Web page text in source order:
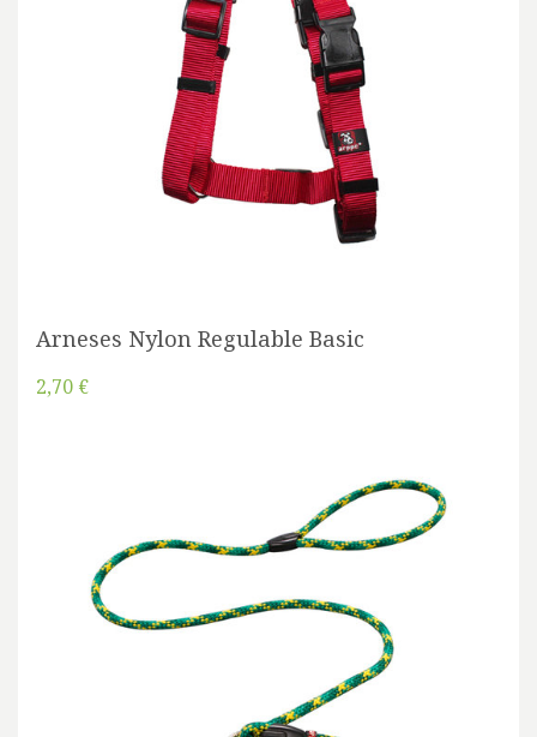
Arneses Nylon Regulable Basic
2,70 €